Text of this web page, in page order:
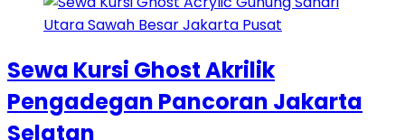
Sewa Kursi Ghost Akrilik
Pengadegan Pancoran Jakarta
Selatan